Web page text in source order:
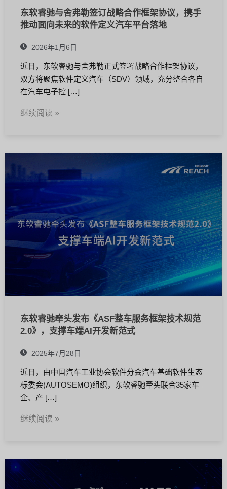
东软睿驰与舍弗勒签订战略合作框架协议，携手
推动面向未来的软件定义汽车平台落地
2026年1月6日
近日，东软睿驰与舍弗勒正式签署战略合作框架协议，
双方将聚焦软件定义汽车（SDV）领域，充分整合各自
在汽车电子控 […]
继续阅读 »
东软睿驰牵头发布《ASF整车服务框架技术规范
2.0》，支撑车端AI开发新范式
2025年7月28日
近日，由中国汽车工业协会软件分会汽车基础软件生态
标委会(AUTOSEMO)组织，东软睿驰牵头联合35家车
企、产 […]
继续阅读 »